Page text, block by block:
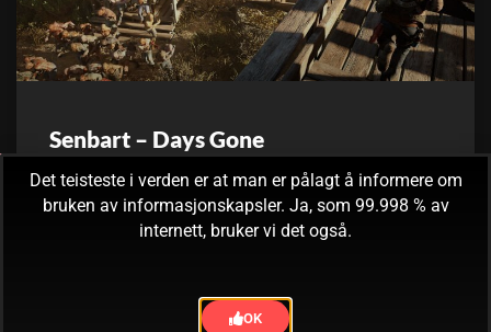
Senbart – Days Gone
Året er 2019, en merkelig influensavariant sprer seg som
ild i tørt gress. Du har hørt rykter om opptøyer i gatene og
folk som oppfører
Ingen kommentarer
Det teisteste i verden er at man er pålagt å informere om
bruken av informasjonskapsler. Ja, som 99.998 % av
internett, bruker vi det også.
OK